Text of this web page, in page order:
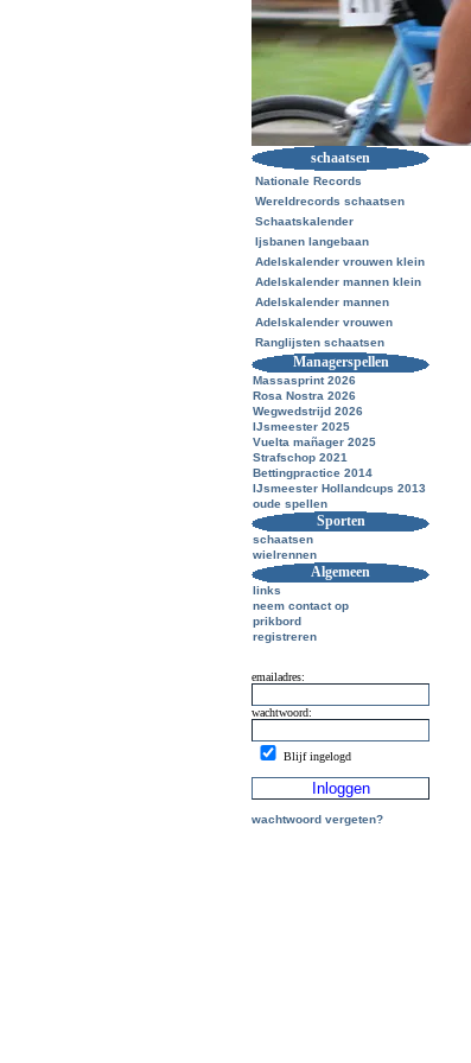
schaatsen
Nationale Records
Wereldrecords schaatsen
Schaatskalender
Ijsbanen langebaan
Adelskalender vrouwen klein
Adelskalender mannen klein
Adelskalender mannen
Adelskalender vrouwen
Ranglijsten schaatsen
Managerspellen
Massasprint 2026
Rosa Nostra 2026
Wegwedstrijd 2026
IJsmeester 2025
Vuelta mañager 2025
Strafschop 2021
Bettingpractice 2014
IJsmeester Hollandcups 2013
oude spellen
Sporten
schaatsen
wielrennen
Algemeen
links
neem contact op
prikbord
registreren
emailadres:
wachtwoord:
Blijf ingelogd
wachtwoord vergeten?